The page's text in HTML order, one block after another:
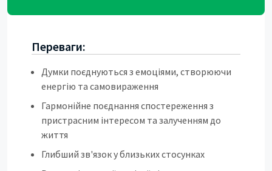
Переваги:
Думки поєднуються з емоціями, створюючи
енергію та самовираження
Гармонійне поєднання спостереження з
пристрасним інтересом та залученням до
життя
Глибший зв'язок у близьких стосунках